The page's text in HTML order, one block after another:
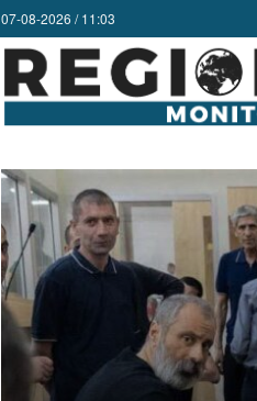
07-08-2026 / 11:03